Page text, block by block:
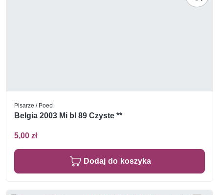
Pisarze / Poeci
Belgia 2003 Mi bl 89 Czyste **
5,00 zł
Dodaj do koszyka